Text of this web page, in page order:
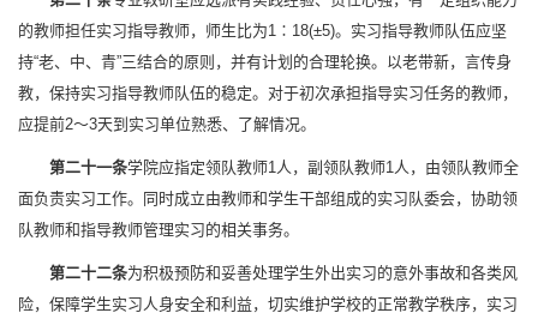
的教师担任实习指导教师，师生比为1∶18(±5)。实习指导教师队伍应坚
持“老、中、青”三结合的原则，并有计划的合理轮换。以老带新，言传身
教，保持实习指导教师队伍的稳定。对于初次承担指导实习任务的教师，
应提前2～3天到实习单位熟悉、了解情况。
第二十一条学院应指定领队教师1人，副领队教师1人，由领队教师全
面负责实习工作。同时成立由教师和学生干部组成的实习队委会，协助领
队教师和指导教师管理实习的相关事务。
第二十二条为积极预防和妥善处理学生外出实习的意外事故和各类风
险，保障学生实习人身安全和利益，切实维护学校的正常教学秩序，实习